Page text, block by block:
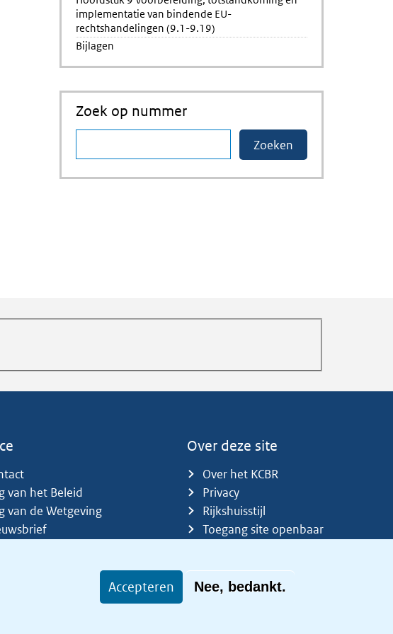
Accepteren Nee, bedankt.
implementatie van bindende EU-
rechtshandelingen (9.1-9.19)
Bijlagen
Zoek op nummer
van het Beleid
van de Wetgeving
Over deze site
Over het KCBR
Privacy
Rijkshuisstijl
Toegang site openbaar